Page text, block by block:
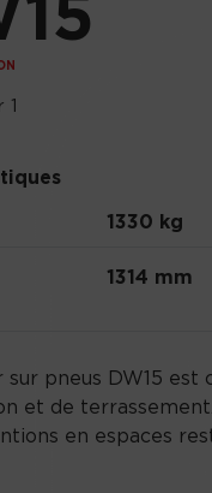
1
1330 kg
1314 mm
sur pneus DW15
et de
en espaces